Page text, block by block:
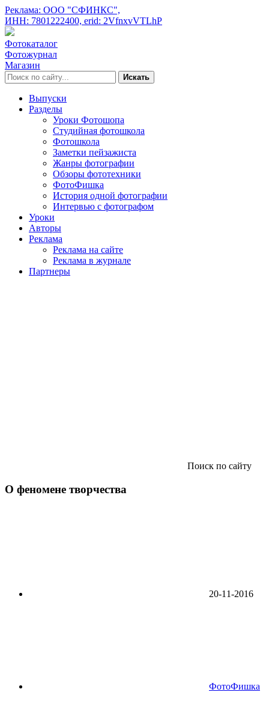
Реклама: ООО "СФИНКС",
ИНН: 7801222400, erid: 2VfnxvVTLhP
Фотокаталог
Фотожурнал
Магазин
Искать
Выпуски
Разделы
Уроки Фотошопа
Студийная фотошкола
Фотошкола
Заметки пейзажиста
Жанры фотографии
Обзоры фототехники
ФотоФишка
История одной фотографии
Интервью с фотографом
Уроки
Авторы
Реклама
Реклама на сайте
Реклама в журнале
Партнеры
Поиск по сайту
О феномене творчества
20-11-2016
ФотоФишка